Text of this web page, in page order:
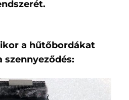
a hűtőbordákat
szennyeződés: